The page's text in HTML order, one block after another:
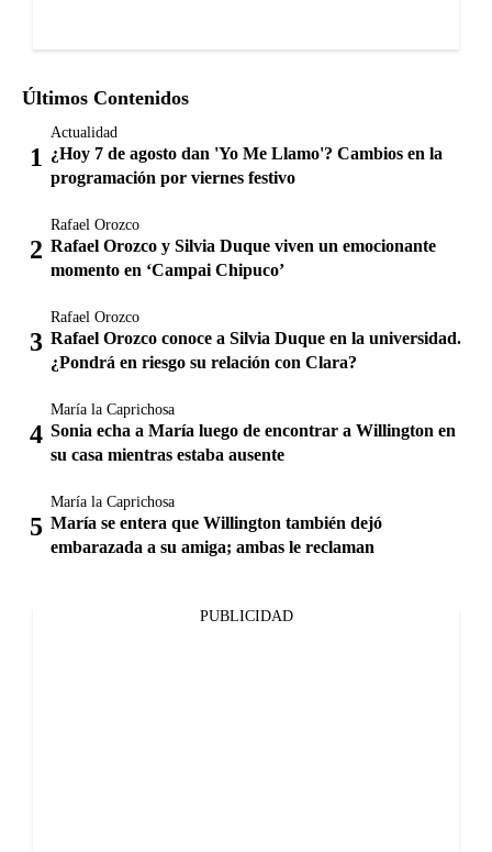
Últimos Contenidos
Actualidad
¿Hoy 7 de agosto dan 'Yo Me Llamo'? Cambios en la
programación por viernes festivo
Rafael Orozco
Rafael Orozco y Silvia Duque viven un emocionante
momento en ‘Campai Chipuco’
Rafael Orozco
Rafael Orozco conoce a Silvia Duque en la universidad.
¿Pondrá en riesgo su relación con Clara?
María la Caprichosa
Sonia echa a María luego de encontrar a Willington en
su casa mientras estaba ausente
María la Caprichosa
María se entera que Willington también dejó
embarazada a su amiga; ambas le reclaman
PUBLICIDAD